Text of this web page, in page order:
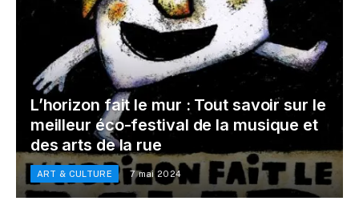
L’horizon fait le mur : Tout savoir sur le
meilleur éco-festival de la musique et
des arts de la rue
ART & CULTURE 7 mai 2024